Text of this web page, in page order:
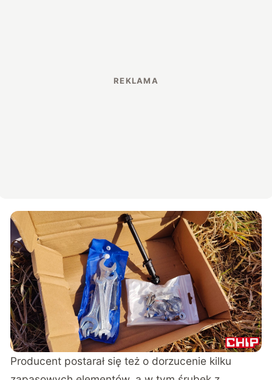
Producent postarał się też o dorzucenie kilku